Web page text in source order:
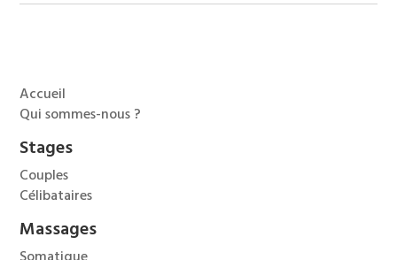
Accueil
Qui sommes-nous ?
Stages
Couples
Célibataires
Massages